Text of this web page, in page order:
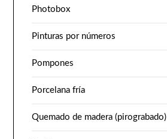
Photobox
Pinturas por números
Pompones
Porcelana fría
Quemado de madera (pirograbado)